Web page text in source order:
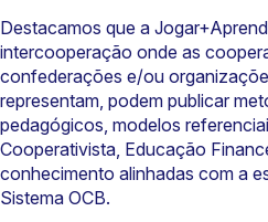
Destacamos que a
intercooperação onde as
confederações e/ou
representam, podem publicar
pedagógicos, modelos
Cooperativista, Educação
conhecimento alinhadas com a
Sistema OCB.